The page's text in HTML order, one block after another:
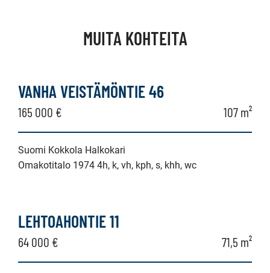
MUITA KOHTEITA
VANHA VEISTÄMÖNTIE 46
165 000 € 107 m²
Suomi Kokkola Halkokari
Omakotitalo 1974 4h, k, vh, kph, s, khh, wc
LEHTOAHONTIE 11
64 000 € 71,5 m²